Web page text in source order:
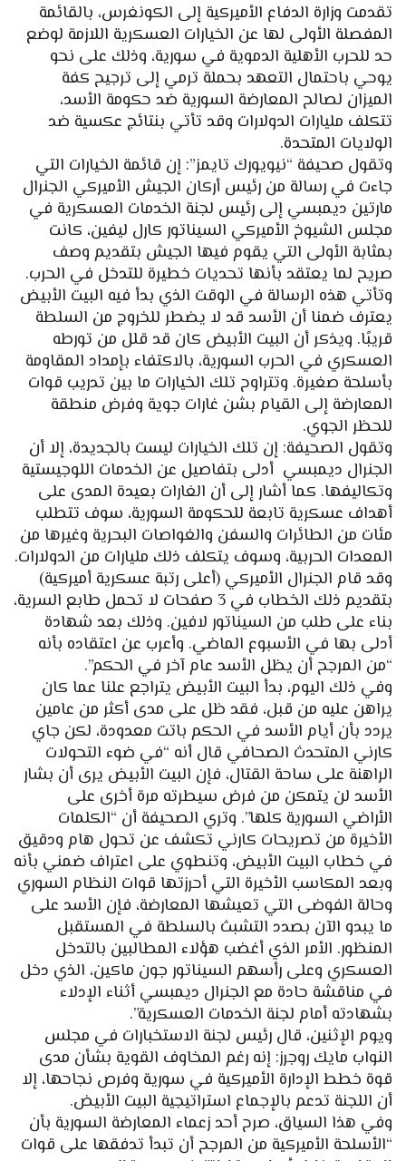
تقدمت وزارة الدفاع الأميركية إلى الكونغرس، بالقائمة
المفصلة الأولى لها عن الخيارات العسكرية اللازمة لوضع
حد للحرب الأهلية الدموية في سورية، وذلك على نحو
يوحي باحتمال التعهد بحملة ترمي إلى ترجيح كفة
الميزان لصالح المعارضة السورية ضد حكومة الأسد،
تتكلف مليارات الدولارات وقد تأتي بنتائج عكسية ضد
الولايات المتحدة.
وتقول صحيفة “نيويورك تايمز”: إن قائمة الخيارات التي
جاءت في رسالة من رئيس أركان الجيش الأميركي الجنرال
مارتين ديمبسي إلى رئيس لجنة الخدمات العسكرية في
مجلس الشيوخ الأميركي السيناتور كارل ليفين، كانت
بمثابة الأولى التي يقوم فيها الجيش بتقديم وصف
صريح لما يعتقد بأنها تحديات خطيرة للتدخل في الحرب.
وتأتي هذه الرسالة في الوقت الذي بدأ فيه البيت الأبيض
يعترف ضمنا أن الأسد قد لا يضطر للخروج من السلطة
قريبًا. ويذكر أن البيت الأبيض كان قد قلل من تورطه
العسكري في الحرب السورية، بالاكتفاء بإمداد المقاومة
بأسلحة صغيرة. وتتراوح تلك الخيارات ما بين تدريب قوات
المعارضة إلى القيام بشن غارات جوية وفرض منطقة
للحظر الجوي.
وتقول الصحيفة: إن تلك الخيارات ليست بالجديدة، إلا أن
الجنرال ديمبسي أدلى بتفاصيل عن الخدمات اللوجيستية
وتكاليفها. كما أشار إلى أن الغارات بعيدة المدى على
أهداف عسكرية تابعة للحكومة السورية، سوف تتطلب
مئات من الطائرات والسفن والغواصات البحرية وغيرها من
المعدات الحربية، وسوف يتكلف ذلك مليارات من الدولارات.
وقد قام الجنرال الأميركي (أعلى رتبة عسكرية أميركية)
بتقديم ذلك الخطاب في 3 صفحات لا تحمل طابع السرية،
بناء على طلب من السيناتور لافين. وذلك بعد شهادة
أدلى بها في الأسبوع الماضي. وأعرب عن اعتقاده بأنه
“من المرجح أن يظل الأسد عام آخر في الحكم”.
وفي ذلك اليوم، بدأ البيت الأبيض يتراجع علنا عما كان
يراهن عليه من قبل، فقد ظل على مدى أكثر من عامين
يردد بأن أيام الأسد في الحكم باتت معدودة، لكن جاي
كارني المتحدث الصحافي قال أنه “في ضوء التحولات
الراهنة على ساحة القتال، فإن البيت الأبيض يرى أن بشار
الأسد لن يتمكن من فرض سيطرته مرة أخرى على
الأراضي السورية كلها”. وتري الصحيفة أن “الكلمات
الأخيرة من تصريحات كارني تكشف عن تحول هام ودقيق
في خطاب البيت الأبيض، وتنطوي على اعتراف ضمني بأنه
وبعد المكاسب الأخيرة التي أحرزتها قوات النظام السوري
وحالة الفوضى التي تعيشها المعارضة، فإن الأسد على
ما يبدو الآن بصدد التشبث بالسلطة في المستقبل
المنظور. الأمر الذي أغضب هؤلاء المطالبين بالتدخل
العسكري وعلى رأسهم السيناتور جون ماكين، الذي دخل
في مناقشة حادة مع الجنرال ديمبسي أثناء الإدلاء
بشهادته أمام لجنة الخدمات العسكرية”.
ويوم الإثنين، قال رئيس لجنة الاستخبارات في مجلس
النواب مايك روجرز: إنه رغم المخاوف القوية بشأن مدى
قوة خطط الإدارة الأميركية في سورية وفرص نجاحها، إلا
أن اللجنة تدعم بالإجماع استراتيجية البيت الأبيض.
وفي هذا السياق، صرح أحد زعماء المعارضة السورية بأن
“الأسلحة الأميركية من المرجح أن تبدأ تدفقها على قوات